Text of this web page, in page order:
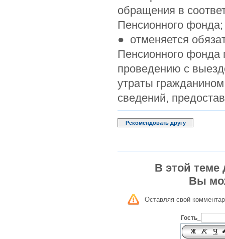
обращения в
Пенсионного фонда;
● отменяется
Пенсионного фонда
проведению с
утраты
сведений,
Рекомендовать другу
В этой теме
Вы
Оставляя свой
Гость_